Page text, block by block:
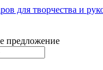
предложение